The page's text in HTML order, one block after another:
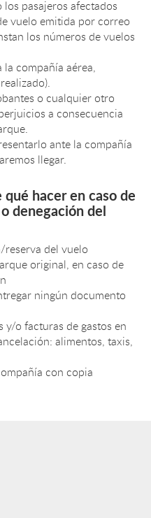
los pasajeros afectados
vuelo emitida por correo
los números de vuelos
compañía aérea,
o cualquier otro
a consecuencia
ante la compañía
llegar.
qué hacer en caso de
denegación del
reserva del vuelo
original, en caso de
ningún documento
y/o facturas de gastos en
alimentos, taxis,
con copia